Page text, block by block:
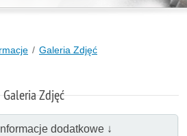
Galeria Zdjęć
Galeria Zdjęć
dodatkowe ↓